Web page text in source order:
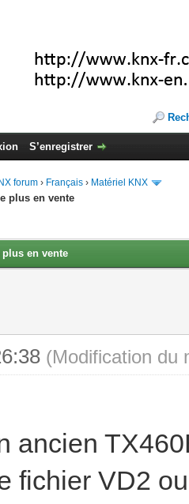
S’enregistrer
forum › Français › Matériel KNX
plus en vente
en vente
(Modification du
ancien
fichier VD2